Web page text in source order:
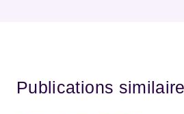
Publications